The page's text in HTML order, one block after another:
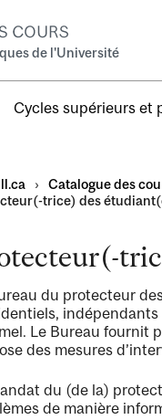
de l'Université
Cycles supérieurs et
› Catalogue des
trice) des
du protecteur
Le Bureau fournit
des mesures
du (de la)
de manière